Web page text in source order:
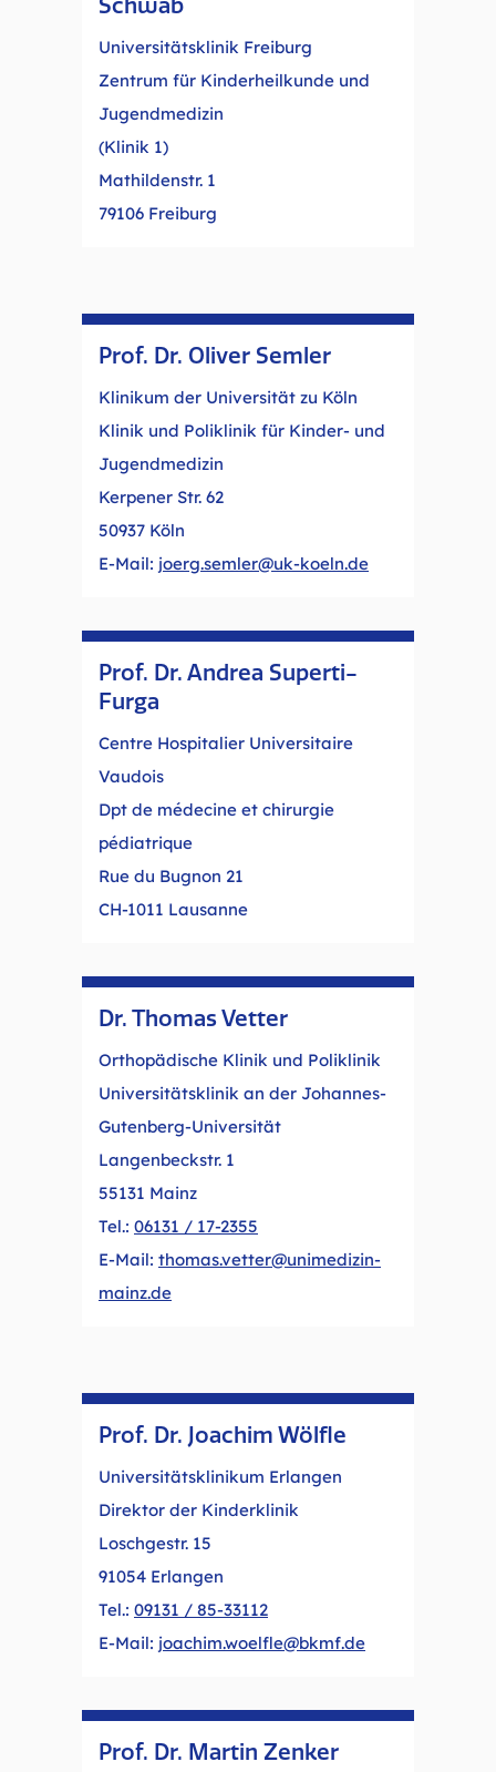
Schwab
Universitätsklinik Freiburg
Zentrum für Kinderheilkunde und
Jugendmedizin
(Klinik 1)
Mathildenstr. 1
79106 Freiburg
Prof. Dr. Oliver Semler
Klinikum der Universität zu Köln
Klinik und Poliklinik für Kinder- und
Jugendmedizin
Kerpener Str. 62
50937 Köln
E-Mail: joerg.semler@uk-koeln.de
Prof. Dr. Andrea Superti-
Furga
Centre Hospitalier Universitaire
Vaudois
Dpt de médecine et chirurgie
pédiatrique
Rue du Bugnon 21
CH-1011 Lausanne
Dr. Thomas Vetter
Orthopädische Klinik und Poliklinik
Universitätsklinik an der Johannes-
Gutenberg-Universität
Langenbeckstr. 1
55131 Mainz
Tel.: 06131 / 17-2355
E-Mail: thomas.vetter@unimedizin-
mainz.de
Prof. Dr. Joachim Wölfle
Universitätsklinikum Erlangen
Direktor der Kinderklinik
Loschgestr. 15
91054 Erlangen
Tel.: 09131 / 85-33112
E-Mail: joachim.woelfle@bkmf.de
Prof. Dr. Martin Zenker